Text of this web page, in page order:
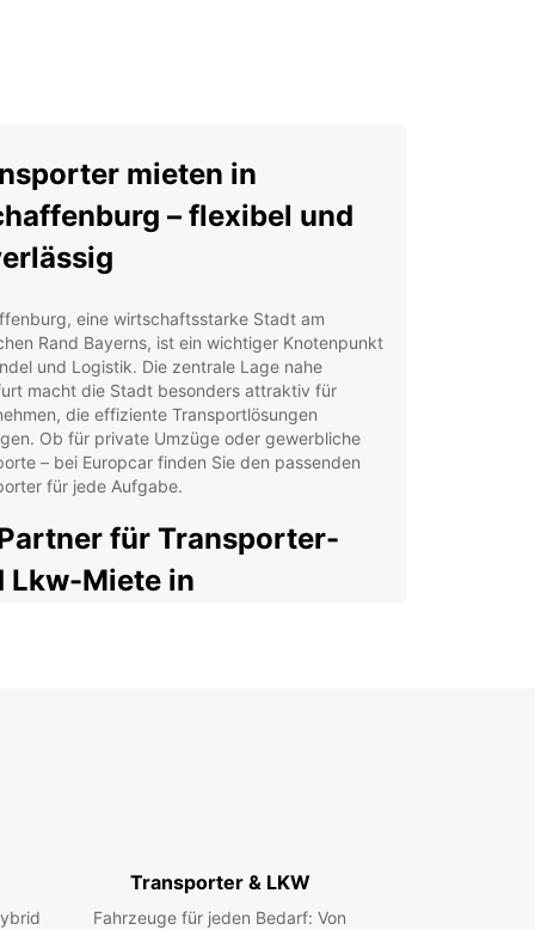
mieten in
– flexibel und
eine wirtschaftsstarke Stadt am
Rand Bayerns, ist ein wichtiger Knotenpunkt
und Logistik. Die zentrale Lage nahe
macht die Stadt besonders attraktiv für
die effiziente Transportlösungen
Ob für private Umzüge oder gewerbliche
– bei Europcar finden Sie den passenden
für jede Aufgabe.
für Transporter-
Lkw-Miete in
Sie von unserem umfangreichen Service:
Fahrzeugangebot: Transporter und Lkw für
Transporter & LKW
Fahrzeuge für jeden Bedarf: Von